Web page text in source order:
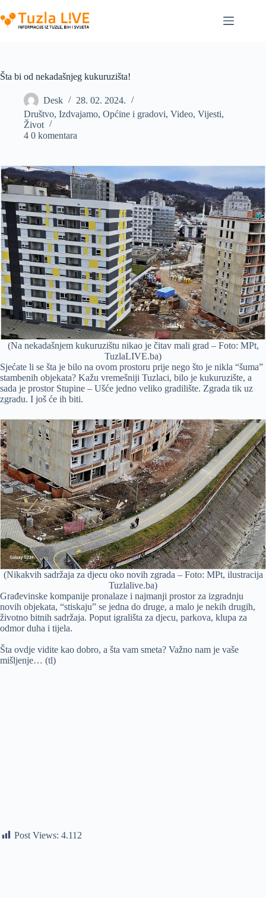
to
content
Šta bi od nekadašnjeg kukuruzišta!
Desk
28. 02. 2024.
Društvo, Izdvajamo, Općine i gradovi, Video, Vijesti,
Život
4 0 komentara
(Na nekadašnjem kukuruzištu nikao je čitav mali grad – Foto: MPt,
TuzlaLIVE.ba)
Sjećate li se šta je bilo na ovom prostoru prije nego što je nikla “šuma”
stambenih objekata? Kažu vremešniji Tuzlaci, bilo je kukuruzište, a
sada je prostor Stupine – Ušće jedno veliko gradilište. Zgrada tik uz
zgradu. I još će ih biti.
(Nikakvih sadržaja za djecu oko novih zgrada – Foto: MPt, ilustracija
Tuzlalive.ba)
Građevinske kompanije pronalaze i najmanji prostor za izgradnju
novih objekata, “stiskaju” se jedna do druge, a malo je nekih drugih,
životno bitnih sadržaja. Poput igrališta za djecu, parkova, klupa za
odmor duha i tijela.
Šta ovdje vidite kao dobro, a šta vam smeta? Važno nam je vaše
mišljenje… (tl)
Post Views: 4.112